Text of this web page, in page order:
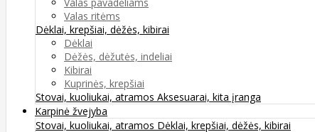
Valas ritėms
Dėklai, krepšiai, dėžės, kibirai
Dėklai
Dėžės, dėžutės, indeliai
Kibirai
Kuprinės, krepšiai
Stovai, kuoliukai, atramos Aksesuarai, kita įranga
Karpinė žvejyba
Stovai, kuoliukai, atramos Dėklai, krepšiai, dėžės, kibirai